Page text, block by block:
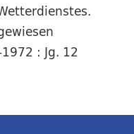
: Jg. 12